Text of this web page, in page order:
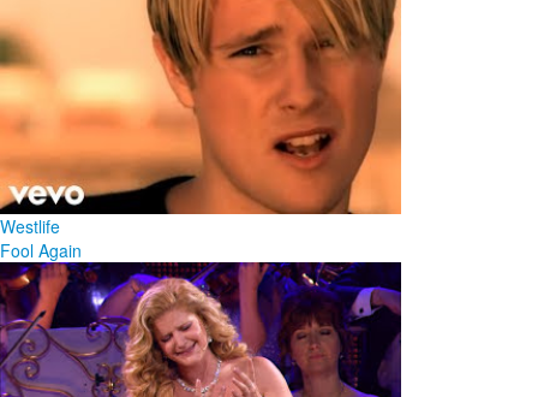
Westlife
Fool Again